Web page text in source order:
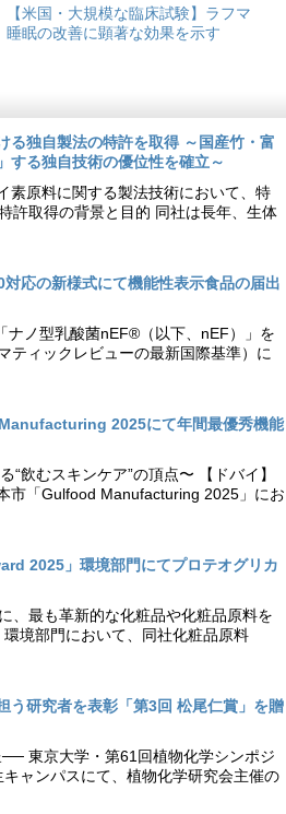
米国・大規模な臨床試験】ラフマ
眠の改善に顕著な効果を示す
る独自製法の特許を取得 ～国産竹・富
する独自技術の優位性を確立～
素原料に関する製法技術において、特
許取得の背景と目的 同社は長年、生体
応の新様式にて機能性表示食品の届出
ナノ型乳酸菌nEF®（以下、nEF）」を
ティックレビューの最新国際基準）に
2025にて年間最優秀機能
飲むスキンケア”の頂点〜 【ドバイ】
市「Gulfood Manufacturing 2025」にお
2025」環境部門にてプロテオグリカ
、最も革新的な化粧品や化粧品原料を
境部門において、同社化粧品原料
う研究者を表彰「第3回 松尾仁賞」を贈
東京大学・第61回植物化学シンポジ
ャンパスにて、植物化学研究会主催の